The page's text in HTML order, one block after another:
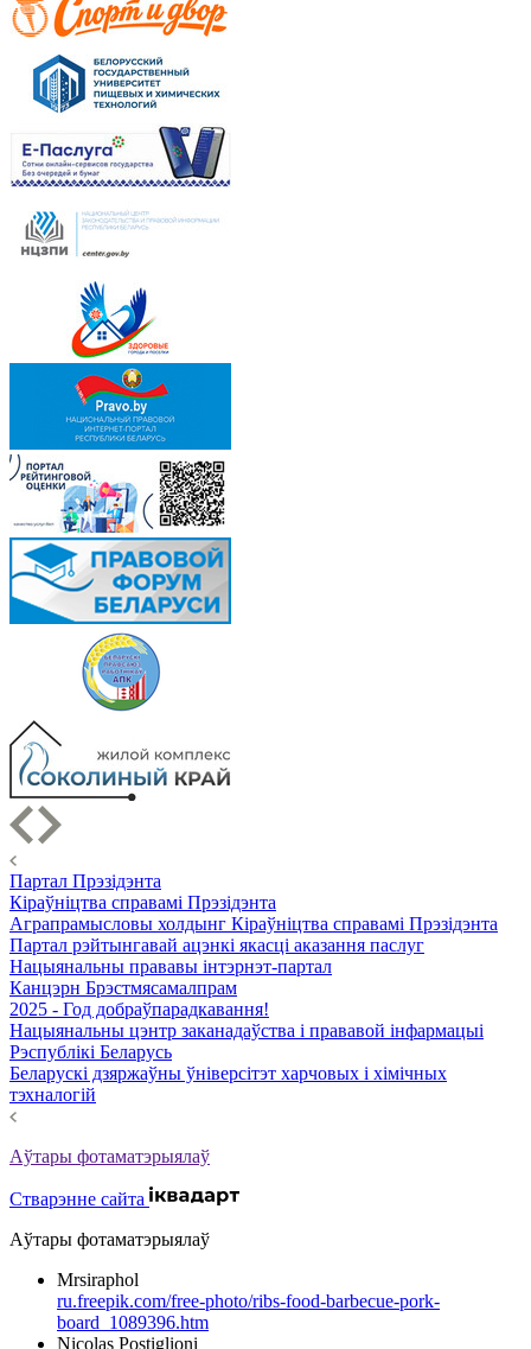
Партал Прэзідэнта
Кіраўніцтва справамі Прэзідэнта
Аграпрамысловы холдынг Кіраўніцтва справамі Прэзідэнта
Партал рэйтынгавай ацэнкі якасці аказання паслуг
Нацыянальны прававы інтэрнэт-партал
Канцэрн Брэстмясамалпрам
2025 - Год добраўпарадкавання!
Нацыянальны цэнтр заканадаўства і прававой інфармацыі
Рэспублікі Беларусь
Беларускі дзяржаўны ўніверсітэт харчовых і хімічных
тэхналогій
Аўтары фотаматэрыялаў
Стварэнне сайта
Аўтары фотаматэрыялаў
Mrsiraphol
ru.freepik.com/free-photo/ribs-food-barbecue-pork-
board_1089396.htm
Nicolas Postiglioni